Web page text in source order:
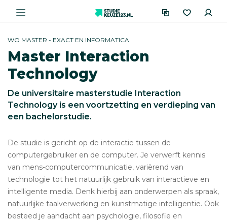
WO MASTER - EXACT EN INFORMATICA
Master Interaction
Technology
De universitaire masterstudie Interaction
Technology is een voortzetting en verdieping van
een bachelorstudie.
De studie is gericht op de interactie tussen de
computergebruiker en de computer. Je verwerft kennis
van mens-computercommunicatie, variërend van
technologie tot het natuurlijk gebruik van interactieve en
intelligente media. Denk hierbij aan onderwerpen als spraak,
natuurlijke taalverwerking en kunstmatige intelligentie. Ook
besteed je aandacht aan psychologie, filosofie en